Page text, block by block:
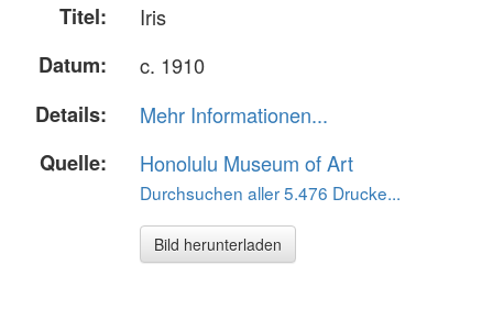
Titel:
Iris
Datum:
c. 1910
Details:
Mehr Informationen...
Quelle:
Honolulu Museum of Art
Durchsuchen aller 5.476 Drucke...
Bild herunterladen